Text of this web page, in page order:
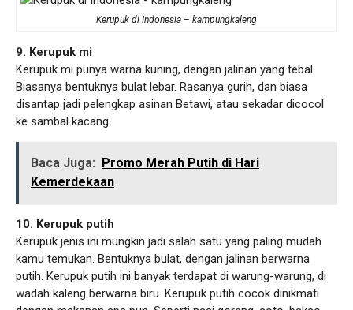
Kerupuk di Indonesia – kampungkaleng
9. Kerupuk mi
Kerupuk mi punya warna kuning, dengan jalinan yang tebal.
Biasanya bentuknya bulat lebar. Rasanya gurih, dan biasa
disantap jadi pelengkap asinan Betawi, atau sekadar dicocol
ke sambal kacang.
Baca Juga:
Promo Merah Putih di Hari
Kemerdekaan
10. Kerupuk putih
Kerupuk jenis ini mungkin jadi salah satu yang paling mudah
kamu temukan. Bentuknya bulat, dengan jalinan berwarna
putih. Kerupuk putih ini banyak terdapat di warung-warung, di
wadah kaleng berwarna biru. Kerupuk putih cocok dinikmati